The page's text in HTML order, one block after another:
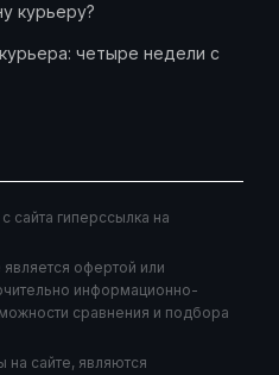
курьеру?
четыре недели с
сайта гиперссылка на
офертой или
информационно-
сравнения и подбора
на сайте, являются